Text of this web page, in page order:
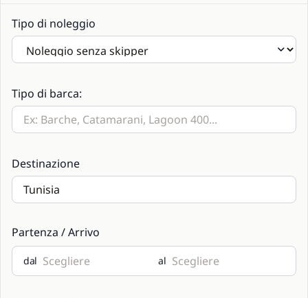
Tipo di noleggio
Tipo di barca:
Destinazione
Partenza / Arrivo
dal al